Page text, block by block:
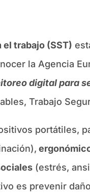
trabajo (SST)
la Agencia
digital para
Trabajo
portátiles,
(estrés,
es prevenir